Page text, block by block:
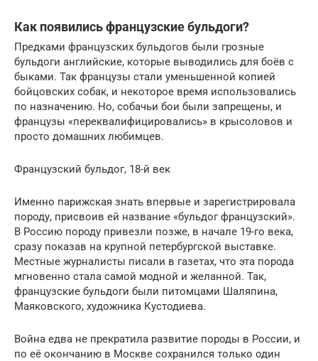
Как появились французские бульдоги?
Предками французских бульдогов были грозные
бульдоги английские, которые выводились для боёв с
быками. Так французы стали уменьшенной копией
бойцовских собак, и некоторое время использовались
по назначению. Но, собачьи бои были запрещены, и
французы «переквалифицировались» в крысоловов и
просто домашних любимцев.
Французский бульдог, 18-й век
Именно парижская знать впервые и зарегистрировала
породу, присвоив ей название «бульдог французский».
В Россию породу привезли позже, в начале 19-го века,
сразу показав на крупной петербургской выставке.
Местные журналисты писали в газетах, что эта порода
мгновенно стала самой модной и желанной. Так,
французские бульдоги были питомцами Шаляпина,
Маяковского, художника Кустодиева.
Война едва не прекратила развитие породы в России, и
по её окончанию в Москве сохранился только один